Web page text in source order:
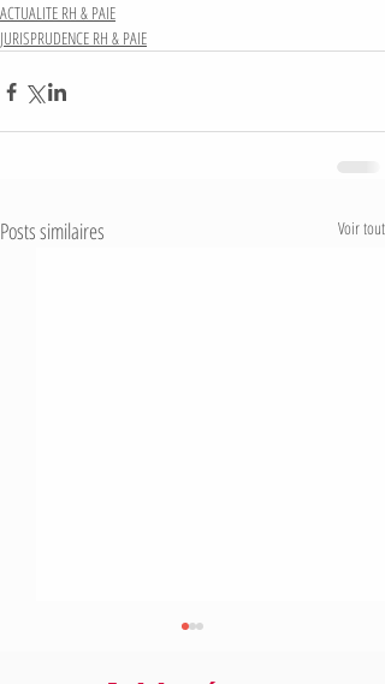
ACTUALITE RH & PAIE
JURISPRUDENCE RH & PAIE
Posts similaires Voir tout